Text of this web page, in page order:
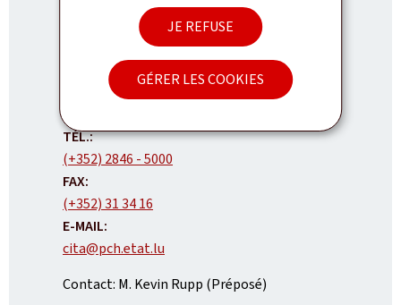
JE REFUSE
GÉRER LES COOKIES
Contrôle et information du trafic sur les
autoroutes
ADRESSE
21, rue du Chemin de Fer
Bertrange
TÉL.:
(+352) 2846 - 5000
FAX:
(+352) 31 34 16
E-MAIL:
cita@pch.etat.lu
Contact: M. Kevin Rupp (Préposé)